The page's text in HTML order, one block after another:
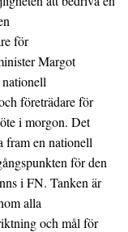
för
Margot
företrädare för
i morgon. Det
fram en nationell
för den
i FN. Tanken är
alla
och mål för